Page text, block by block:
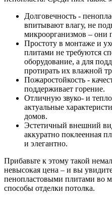
Долговечность -
впитывают влагу, не
микроорганизмов – они
Простоту в монтаже и
плитами не требуются
оборудование, а для
протирать их влажной
Пожаростойкость -
поддерживает горение.
Отличную звуко- и
актуальные
домов.
Эстетичный внешний
аккуратно поклеенная
и элегантно.
Прибавьте к этому такой
невысокая цена – и вы
пенопластовыми плитами во
способы отделки потолка.